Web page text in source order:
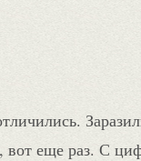
еще раз. С